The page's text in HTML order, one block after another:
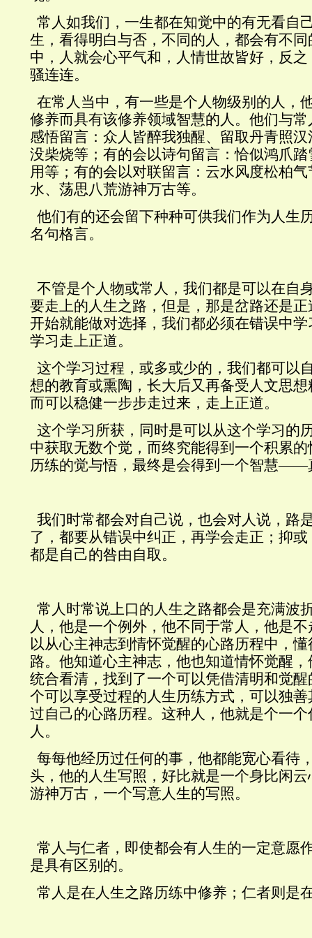
常人如我们，一生都在知觉中的有无看自
生，看得明白与否，不同的人，都会有不
中，人就会心平气和，人情世故皆好，反
骚连连。
在常人当中，有一些是个人物级别的人，
修养而具有该修养领域智慧的人。他们与
感悟留言：众人皆醉我独醒、留取丹青照
没柴烧等；有的会以诗句留言：恰似鸿爪
用等；有的会以对联留言：云水风度松柏
水、荡思八荒游神万古等。
他们有的还会留下种种可供我们作为人生
名句格言。
不管是个人物或常人，我们都是可以在自
要走上的人生之路，但是，那是岔路还是
开始就能做对选择，我们都必须在错误中
学习走上正道。
这个学习过程，或多或少的，我们都可以
想的教育或熏陶，长大后又再备受人文思
而可以稳健一步步走过来，走上正道。
这个学习所获，同时是可以从这个学习的
中获取无数个觉，而终究能得到一个积累
历练的觉与悟，最终是会得到一个智慧——
我们时常都会对自己说，也会对人说，路
了，都要从错误中纠正，再学会走正；抑
都是自己的咎由自取。
常人时常说上口的人生之路都会是充满波
人，他是一个例外，他不同于常人，他是
以从心主神志到情怀觉醒的心路历程中，
路。他知道心主神志，他也知道情怀觉醒
统合看清，找到了一个可以凭借清明和觉
个可以享受过程的人生历练方式，可以独
过自己的心路历程。这种人，他就是个一
人。
每每他经历过任何的事，他都能宽心看待
头，他的人生写照，好比就是一个身比闲
游神万古，一个写意人生的写照。
常人与仁者，即使都会有人生的一定意愿
是具有区别的。
常人是在人生之路历练中修养；仁者则是